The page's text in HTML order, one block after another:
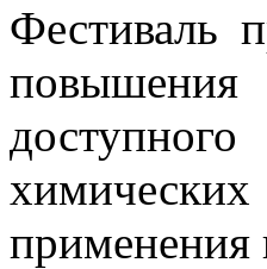
Фестиваль
применения